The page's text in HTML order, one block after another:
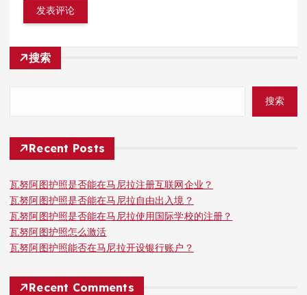
搜索
搜索
Recent Posts
瓦努阿图护照是否能在马尼拉注册互联网企业？
瓦努阿图护照是否能在马尼拉自由出入境？
瓦努阿图护照是否能在马尼拉使用国际学校的注册？
瓦努阿图护照怎么激活
瓦努阿图护照能否在马尼拉开设银行账户？
Recent Comments